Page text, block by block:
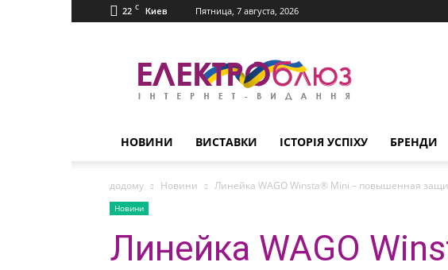
22 C Киев Пятница, 7 августа, 2026
НОВИНИ ВИСТАВКИ ІСТОРІЯ УСПІХУ БРЕНДИ
додому Новини Линейка WAGO Winsta® Mini – повышенная
Новини
Линейка WAGO